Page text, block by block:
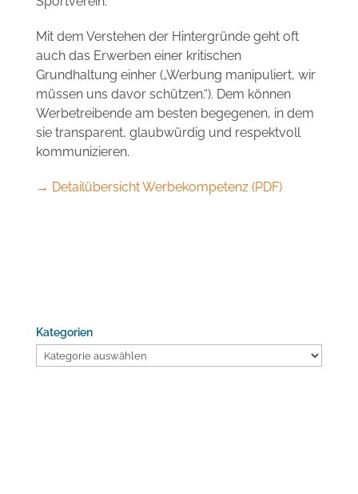
Mit dem Verstehen der Hintergründe geht oft
auch das Erwerben einer kritischen
Grundhaltung einher („Werbung manipuliert, wir
müssen uns davor schützen.“). Dem können
Werbetreibende am besten begegenen, in dem
sie transparent, glaubwürdig und respektvoll
kommunizieren.
→ Detailübersicht Werbekompetenz (PDF)
Kategorien
Kategorien